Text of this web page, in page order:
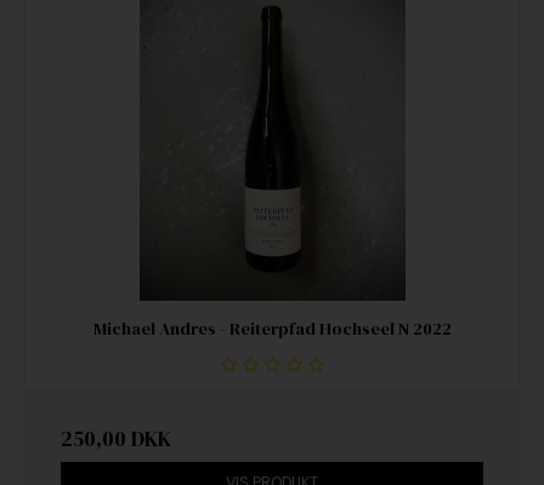
Michael Andres - Reiterpfad Hochseel N 2022
250,00 DKK